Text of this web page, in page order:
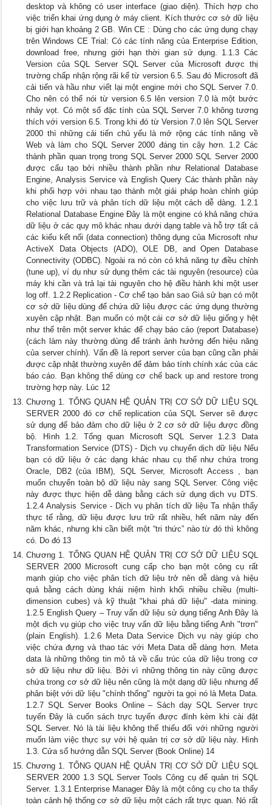
desktop và không có user interface (giao diện). Thích hợp cho
việc triển khai ứng dụng ở máy client. Kích thước cơ sở dữ liệu
bị giới hạn khoảng 2 GB. Win CE : Dùng cho các ứng dụng chạy
trên Windows CE Trial: Có các tính năng của Enterprise Edition,
download free, nhưng giới hạn thời gian sử dụng. 1.1.3 Các
Version của SQL Server SQL Server của Microsoft được thị
trường chấp nhận rộng rãi kể từ version 6.5. Sau đó Microsoft đã
cải tiến và hầu như viết lại một engine mới cho SQL Server 7.0.
Cho nên có thể nói từ version 6.5 lên version 7.0 là một bước
nhảy vọt. Có một số đặc tính của SQL Server 7.0 không tương
thích với version 6.5. Trong khi đó từ Version 7.0 lên SQL Server
2000 thì những cải tiến chủ yếu là mở rộng các tính năng về
Web và làm cho SQL Server 2000 đáng tin cậy hơn. 1.2 Các
thành phần quan trọng trong SQL Server 2000 SQL Server 2000
được cấu tạo bởi nhiều thành phần như Relational Database
Engine, Analysis Service và English Query Các thành phần này
khi phối hợp với nhau tạo thành một giải pháp hoàn chỉnh giúp
cho việc lưu trữ và phân tích dữ liệu một cách dễ dàng. 1.2.1
Relational Database Engine Ðây là một engine có khả năng chứa
dữ liệu ở các quy mô khác nhau dưới dạng table và hỗ trợ tất cả
các kiểu kết nối (data connection) thông dụng của Microsoft như
ActiveX Data Objects (ADO), OLE DB, and Open Database
Connectivity (ODBC). Ngoài ra nó còn có khả năng tự điều chỉnh
(tune up), ví dụ như sử dụng thêm các tài nguyên (resource) của
máy khi cần và trả lại tài nguyên cho hệ điều hành khi một user
log off. 1.2.2 Replication - Cơ chế tạo bản sao Giả sử bạn có một
cơ sở dữ liệu dùng để chứa dữ liệu được các ứng dụng thường
xuyên cập nhật. Bạn muốn có một cái cơ sở dữ liệu giống y hệt
như thế trên một server khác để chạy báo cáo (report Database)
(cách làm này thường dùng để tránh ảnh hưởng đến hiệu năng
của server chính). Vấn đề là report server của bạn cũng cần phải
được cập nhật thường xuyên để đảm bảo tính chính xác của các
báo cáo. Bạn không thể dùng cơ chế back up and restore trong
trường hợp này. Lúc 12
Chương 1. TỔNG QUAN HỆ QUẢN TRỊ CƠ SỞ DỮ LIỆU SQL
SERVER 2000 đó cơ chế replication của SQL Server sẽ được
sử dụng để bảo đảm cho dữ liệu ở 2 cơ sở dữ liệu được đồng
bộ. Hình 1.2. Tổng quan Microsoft SQL Server 1.2.3 Data
Transformation Service (DTS) - Dịch vụ chuyển dịch dữ liệu Nếu
bạn có dữ liệu ở các dạng khác nhau cụ thể như chứa trong
Oracle, DB2 (của IBM), SQL Server, Microsoft Access , bạn
muốn chuyển toàn bộ dữ liệu này sang SQL Server. Công việc
này được thực hiện dễ dàng bằng cách sử dụng dịch vụ DTS.
1.2.4 Analysis Service - Dịch vụ phân tích dữ liệu Ta nhận thấy
thực tế rằng, dữ liệu được lưu trữ rất nhiều, hết năm này đến
năm khác, nhưng khi cần biết một “tri thức” nào từ đó thì không
có. Do đó 13
Chương 1. TỔNG QUAN HỆ QUẢN TRỊ CƠ SỞ DỮ LIỆU SQL
SERVER 2000 Microsoft cung cấp cho bạn một công cụ rất
mạnh giúp cho việc phân tích dữ liệu trở nên dễ dàng và hiệu
quả bằng cách dùng khái niệm hình khối nhiều chiều (multi-
dimension cubes) và kỹ thuật "khai phá dữ liệu" -data mining.
1.2.5 English Query – Truy vấn dữ liệu sử dụng tiếng Anh Ðây là
một dịch vụ giúp cho việc truy vấn dữ liệu bằng tiếng Anh "trơn"
(plain English). 1.2.6 Meta Data Service Dịch vụ này giúp cho
việc chứa đựng và thao tác với Meta Data dễ dàng hơn. Meta
data là những thông tin mô tả về cấu trúc của dữ liệu trong cơ
sở dữ liệu như dữ liệu. Bởi vì những thông tin này cũng được
chứa trong cơ sở dữ liệu nên cũng là một dạng dữ liệu nhưng để
phân biệt với dữ liệu "chính thống" người ta gọi nó là Meta Data.
1.2.7 SQL Server Books Online – Sách dạy SQL Server trực
tuyến Đây là cuốn sách trực tuyến được đính kèm khi cài đặt
SQL Server. Nó là tài liệu không thể thiếu đối với những người
muốn làm việc thực sự với hệ quản trị cơ sở dữ liệu này. Hình
1.3. Cửa sổ hướng dẫn SQL Server (Book Online) 14
Chương 1. TỔNG QUAN HỆ QUẢN TRỊ CƠ SỞ DỮ LIỆU SQL
SERVER 2000 1.3 SQL Server Tools Công cụ để quản trị SQL
Server. 1.3.1 Enterprise Manager Ðây là một công cụ cho ta thấy
toàn cảnh hệ thống cơ sở dữ liệu một cách rất trực quan. Nó rất